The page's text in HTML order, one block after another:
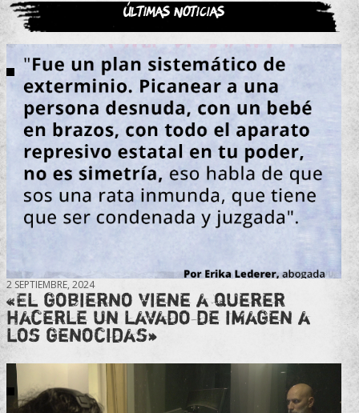
Últimas noticias
2 SEPTIEMBRE, 2024
«El gobierno viene a querer
hacerle un lavado de imagen a
los genocidas»